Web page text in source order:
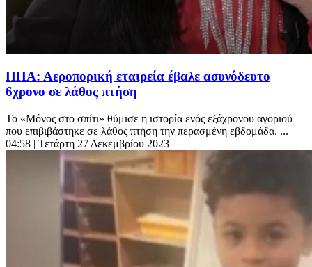
ΗΠΑ: Αεροπορική εταιρεία έβαλε ασυνόδευτο
6χρονο σε λάθος πτήση
To «Μόνος στο σπίτι» θύμισε η ιστορία ενός εξάχρονου αγοριού
που επιβιβάστηκε σε λάθος πτήση την περασμένη εβδομάδα. ...
04:58 | Τετάρτη 27 Δεκεμβρίου 2023